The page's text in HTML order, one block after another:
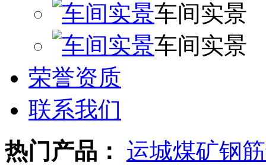
车间实景
车间实景
荣誉资质
联系我们
热门产品：
运城煤矿钢